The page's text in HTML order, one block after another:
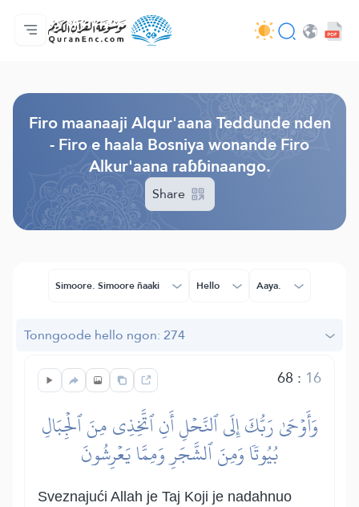
Jaɓɓorgo
Loowdi firooji ɗi
Audio
Golleeji topayɓe ( heyɗintinooɓe) ɓen - API
Fii eɓɓoore nde
Humpo'ndir e amen
Ɗemngal
Firo maanaaji Alqur'aana Teddunde nden
- Firo e haala Bosniya wonande Firo
Alkur'aana raɓɓinaango.
Share
Simoore. Simoore ñaaki Hello Aaya.
Tonngoode hello ngon: 274
68 : 16
وَأَوۡحَىٰ رَبُّكَ إِلَى ٱلنَّحۡلِ أَنِ ٱتَّخِذِي مِنَ ٱلۡجِبَالِ
بُيُوتٗا وَمِنَ ٱلشَّجَرِ وَمِمَّا يَعۡرِشُونَ
Sveznajući Allah je Taj Koji je nadahnuo